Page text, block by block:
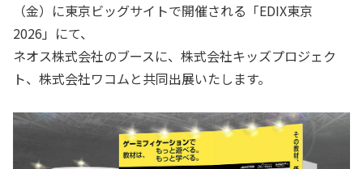
（金）に東京ビッグサイトで開催される「EDIX東京
2026」にて、
ネオス株式会社のブースに、株式会社キッズプロジェク
ト、株式会社ワコムと共同出展いたします。